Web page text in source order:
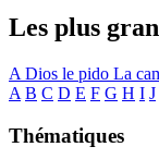
Les plus
A Dios le pido La
A B C D E F G H I J
Thématiques